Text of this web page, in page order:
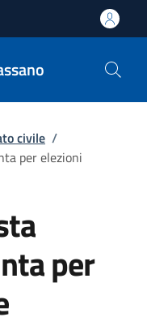
civile /
per elezioni
per